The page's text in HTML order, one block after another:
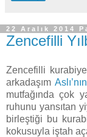
22 Aralık 2014
Zencefilli
Zencefilli
arkadaşım Aslı’nın
mutfağında çok
ruhunu yansıtan
birleştiği bu
kokusuyla iştah